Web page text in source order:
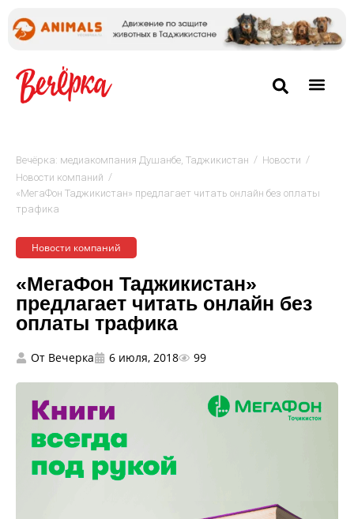
Вечёрка: медиакомпания Душанбе, Таджикистан / Новости /
Новости компаний /
«МегаФон Таджикистан» предлагает читать онлайн без оплаты
трафика
Новости компаний
«МегаФон Таджикистан»
предлагает читать онлайн без
оплаты трафика
От Вечерка 6 июля, 2018 99